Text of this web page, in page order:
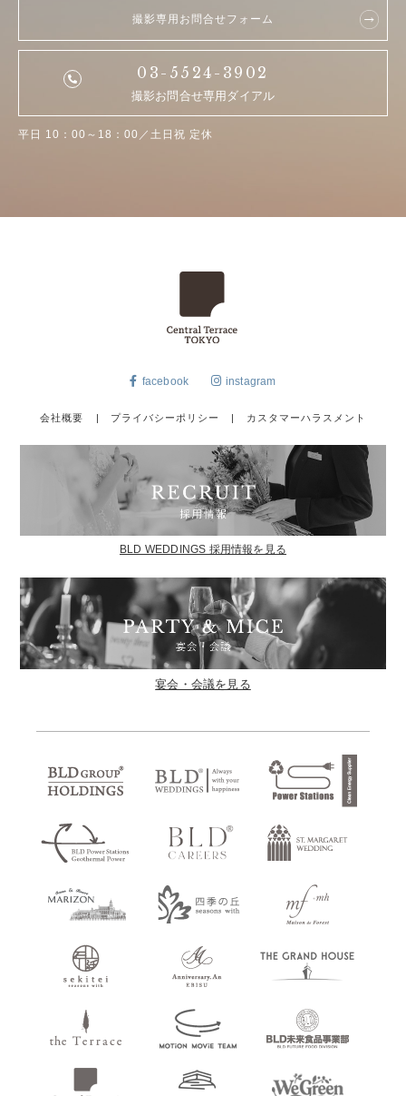
撮影専用お問合せフォーム
03-5524-3902
撮影お問合せ専用ダイアル
平日 10：00～18：00／土日祝 定休
facebook instagram
会社概要 | プライバシーポリシー | カスタマーハラスメント
BLD WEDDINGS 採用情報を見る
宴会・会議を見る